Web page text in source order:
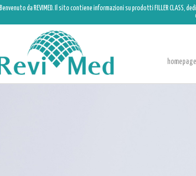
Benvenuto da REVIMED. Il sito contiene informazioni su prodotti FILLER
homepage